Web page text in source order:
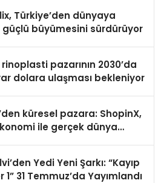
Türkiye’den dünyaya
güçlü büyümesini sürdürüyor
pazarının 2030’da
dolara ulaşması bekleniyor
küresel pazara: ShopinX,
ile gerçek dünya
Yedi Yeni Şarkı: “Kayıp
1” 31 Temmuz’da Yayımlandı